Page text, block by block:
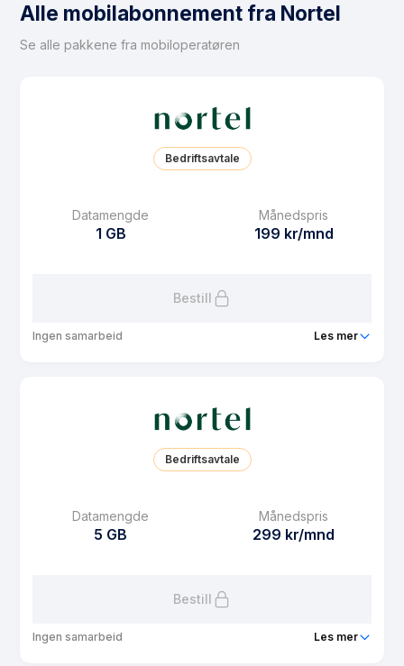
Alle mobilabonnement fra Nortel
Se alle pakkene fra mobiloperatøren
Bedriftsavtale
Datamengde
1 GB
Månedspris
199 kr/mnd
Bestill
Ingen samarbeid Les mer
Bruk i EU/EØS
Bedriftsavtale
Datamengde
5 GB
Månedspris
299 kr/mnd
Bestill
Ingen samarbeid Les mer